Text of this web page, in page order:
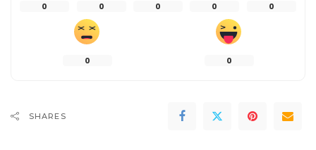
0 0 0 0 0
0 0
SHARES